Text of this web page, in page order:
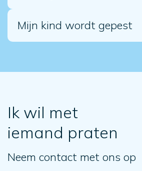
Mijn kind wordt gepest
Ik wil met
iemand praten
Neem contact met ons op